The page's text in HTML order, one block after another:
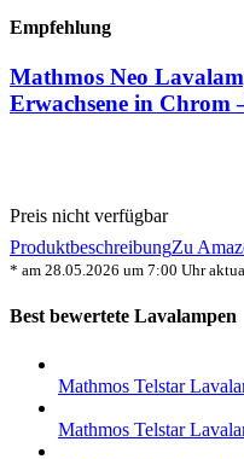
Empfehlung
Mathmos Neo
Erwachsene in Chrom
Preis nicht verfügbar
ProduktbeschreibungZu
* am 28.05.2026 um 7:00 Uhr
Best bewertete Lavalampen
Mathmos Telstar
Mathmos Telstar